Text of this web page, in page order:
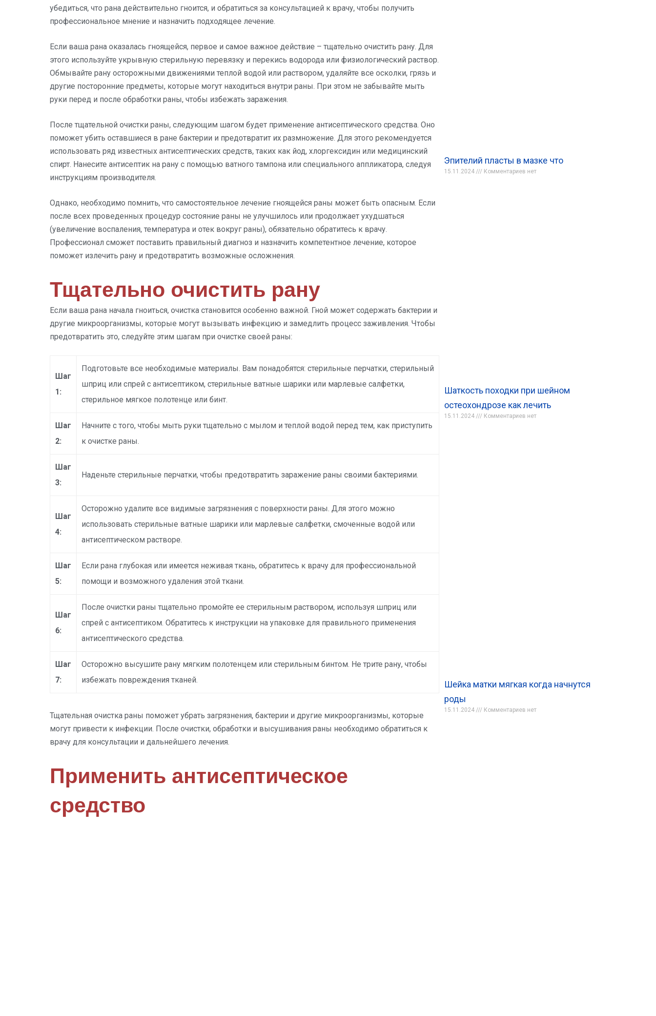
убедиться, что рана действительно гноится, и обратиться за консультацией к врачу, чтобы получить
профессиональное мнение и назначить подходящее лечение.
Если ваша рана оказалась гноящейся, первое и самое важное действие – тщательно очистить рану. Для
этого используйте укрывную стерильную перевязку и перекись водорода или физиологический раствор.
Обмывайте рану осторожными движениями теплой водой или раствором, удаляйте все осколки, грязь и
другие посторонние предметы, которые могут находиться внутри раны. При этом не забывайте мыть
руки перед и после обработки раны, чтобы избежать заражения.
После тщательной очистки раны, следующим шагом будет применение антисептического средства. Оно
поможет убить оставшиеся в ране бактерии и предотвратит их размножение. Для этого рекомендуется
использовать ряд известных антисептических средств, таких как йод, хлоргексидин или медицинский
спирт. Нанесите антисептик на рану с помощью ватного тампона или специального аппликатора, следуя
инструкциям производителя.
Однако, необходимо помнить, что самостоятельное лечение гноящейся раны может быть опасным. Если
после всех проведенных процедур состояние раны не улучшилось или продолжает ухудшаться
(увеличение воспаления, температура и отек вокруг раны), обязательно обратитесь к врачу.
Профессионал сможет поставить правильный диагноз и назначить компетентное лечение, которое
поможет излечить рану и предотвратить возможные осложнения.
Тщательно очистить рану
Если ваша рана начала гноиться, очистка становится особенно важной. Гной может содержать бактерии и
другие микроорганизмы, которые могут вызывать инфекцию и замедлить процесс заживления. Чтобы
предотвратить это, следуйте этим шагам при очистке своей раны:
Шаг
1:
Подготовьте все необходимые материалы. Вам понадобятся: стерильные перчатки, стерильный
шприц или спрей с антисептиком, стерильные ватные шарики или марлевые салфетки,
стерильное мягкое полотенце или бинт.
Шаг
2:
Начните с того, чтобы мыть руки тщательно с мылом и теплой водой перед тем, как приступить
к очистке раны.
Шаг
3:
Наденьте стерильные перчатки, чтобы предотвратить заражение раны своими бактериями.
Шаг
4:
Осторожно удалите все видимые загрязнения с поверхности раны. Для этого можно
использовать стерильные ватные шарики или марлевые салфетки, смоченные водой или
антисептическом растворе.
Шаг
5:
Если рана глубокая или имеется неживая ткань, обратитесь к врачу для профессиональной
помощи и возможного удаления этой ткани.
Шаг
6:
После очистки раны тщательно промойте ее стерильным раствором, используя шприц или
спрей с антисептиком. Обратитесь к инструкции на упаковке для правильного применения
антисептического средства.
Шаг
7:
Осторожно высушите рану мягким полотенцем или стерильным бинтом. Не трите рану, чтобы
избежать повреждения тканей.
Тщательная очистка раны поможет убрать загрязнения, бактерии и другие микроорганизмы, которые
могут привести к инфекции. После очистки, обработки и высушивания раны необходимо обратиться к
врачу для консультации и дальнейшего лечения.
Применить антисептическое
средство
Эпителий пласты в мазке что
15.11.2024 Комментариев нет
Шаткость походки при шейном
остеохондрозе как лечить
15.11.2024 Комментариев нет
Шейка матки мягкая когда начнутся
роды
15.11.2024 Комментариев нет